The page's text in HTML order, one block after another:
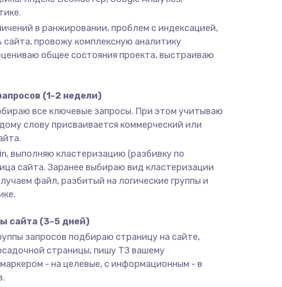
в ранжировании, проблем с индексацией,
провожу комплексную аналитику
общее состояния проекта, выстраиваю
(1-2 недели)
все ключевые запросы. При этом учитываю
слову присваивается коммерческий или
выполняю кластеризацию (разбивку по
сайта. Заранее выбираю вид кластеризации
файл, разбитый на логические группы и
сайта (3-5 дней)
запросов подбираю страницу на сайте,
страницы, пишу ТЗ вашему
- на целевые, с информационным - в